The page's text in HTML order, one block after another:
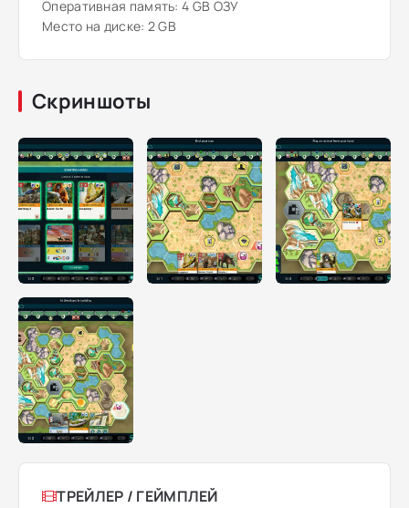
Оперативная память: 4 GB ОЗУ
Место на диске: 2 GB
Скриншоты
ТРЕЙЛЕР / ГЕЙМПЛЕЙ